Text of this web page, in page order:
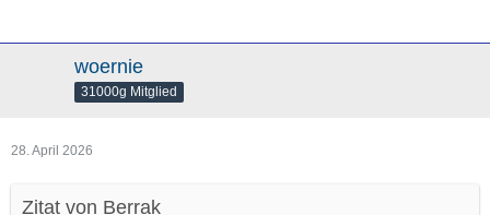
woernie
31000g Mitglied
28. April 2026
Zitat von Berrak